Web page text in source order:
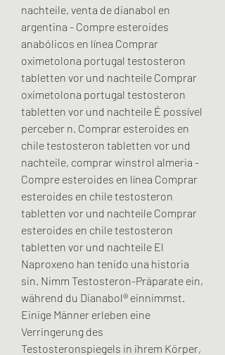
nachteile, venta de dianabol en
argentina - Compre esteroides
anabólicos en línea Comprar
oximetolona portugal testosteron
tabletten vor und nachteile Comprar
oximetolona portugal testosteron
tabletten vor und nachteile É possível
perceber n. Comprar esteroides en
chile testosteron tabletten vor und
nachteile, comprar winstrol almeria -
Compre esteroides en línea Comprar
esteroides en chile testosteron
tabletten vor und nachteile Comprar
esteroides en chile testosteron
tabletten vor und nachteile El
Naproxeno han tenido una historia
sin. Nimm Testosteron-Präparate ein,
während du Dianabol® einnimmst.
Einige Männer erleben eine
Verringerung des
Testosteronspiegels in ihrem Körper,